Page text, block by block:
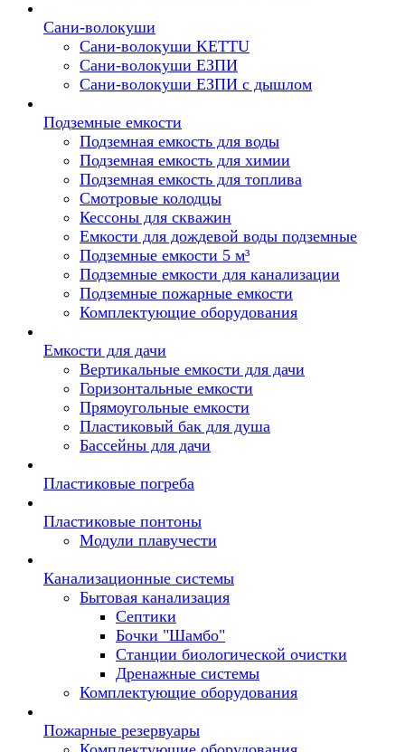
Сани-волокуши
Сани-волокуши KETTU
Сани-волокуши ЕЗПИ
Сани-волокуши ЕЗПИ с дышлом
Подземные емкости
Подземная емкость для воды
Подземная емкость для химии
Подземная емкость для топлива
Смотровые колодцы
Кессоны для скважин
Емкости для дождевой воды подземные
Подземные емкости 5 м³
Подземные емкости для канализации
Подземные пожарные емкости
Комплектующие оборудования
Емкости для дачи
Вертикальные емкости для дачи
Горизонтальные емкости
Прямоугольные емкости
Пластиковый бак для душа
Бассейны для дачи
Пластиковые погреба
Пластиковые понтоны
Модули плавучести
Канализационные системы
Бытовая канализация
Септики
Бочки "Шамбо"
Станции биологической очистки
Дренажные системы
Комплектующие оборудования
Пожарные резервуары